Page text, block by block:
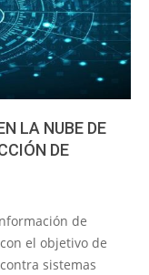
LA NUBE DE
DE
de
el objetivo de
sistemas